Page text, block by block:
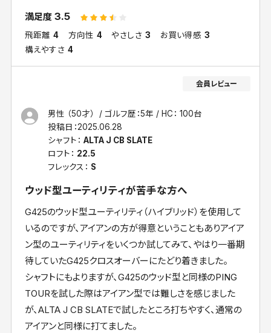
満足度3.5
飛距離 4 方向性 4 やさしさ 3 お買い得感 3
構えやすさ 4
男性 （50才） ゴルフ歴：5年
HC： 100台
投稿日：2025.06.28
シャフト： ALTA J CB SLATE
ロフト： 22.5
フレックス： S
ウッド型ユーティリティが苦手な方へ
G425のウッド型ユーティリティ（ハイブリッド）を使用して
いるのですが、アイアンの方が得意ということもありアイア
ン型のユーティリティをいくつか試してみて、やはり一番期
待していたG425クロスオーバーにたどり着きました。
シャフトにもよりますが、G425のウッド型と同様のPING
TOURを試した際はアイアン型では難しさを感じました
が、ALTA J CB SLATEで試したところ打ちやすく、通常の
アイアンと同様に打てました。